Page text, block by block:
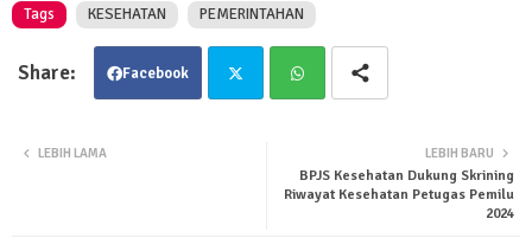
Tags KESEHATAN PEMERINTAHAN
Facebook
tsa
LEBIH BARU
BPJS Kesehatan Dukung Skrining
Riwayat Kesehatan Petugas Pemilu
2024
LEBIH LAMA